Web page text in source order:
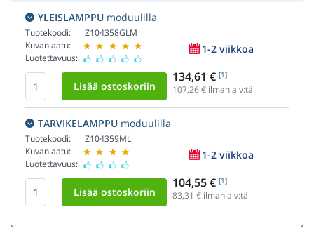
YLEISLAMPPU moduulilla
Tuotekoodi:
Kuvanlaatu:
Luotettavuus:
Z104358GLM
1-2 viikkoa
134,61 € [1]
107,26€ ilman alv:tä
TARVIKELAMPPU moduulilla
Tuotekoodi:
Kuvanlaatu:
Luotettavuus:
Z104359ML
1-2 viikkoa
104,55 € [1]
83,31 € ilman alv:tä